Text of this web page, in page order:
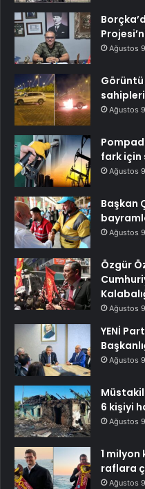
Ağustos
Görüntü
Ağustos
fark için
Ağustos
Başkan
Ağustos
Özgür
Ağustos
YENİ
Ağustos
Müstakil
6 kişiyi
Ağustos
1
raflara
Ağustos